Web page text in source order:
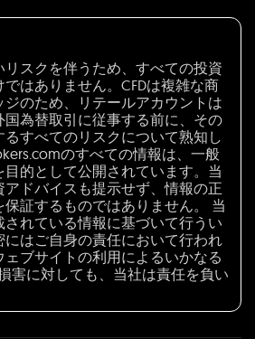
スクを伴うため、すべての投資
はありません。CFDは複雑な商
のため、リテールアカウントは
国為替取引に従事する前に、その
すべてのリスクについて熟知し
のすべての情報は、一般
的として公開されています。当
ドバイスも提示せず、情報の正
証するものではありません。 当
されている情報に基づいて行うい
はご自身の責任において行われ
ブサイトの利用によるいかなる
害に対しても、当社は責任を負い